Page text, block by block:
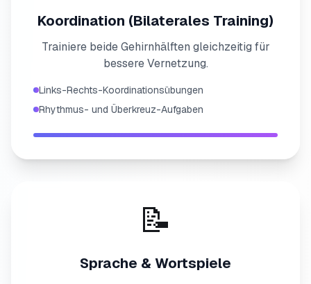
Koordination (Bilaterales Training)
Trainiere beide Gehirnhälften gleichzeitig für
bessere Vernetzung.
Links-Rechts-Koordinationsübungen
Rhythmus- und Überkreuz-Aufgaben
📝
Sprache & Wortspiele